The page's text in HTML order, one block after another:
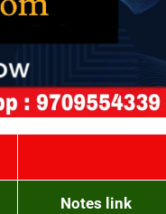
Notes link